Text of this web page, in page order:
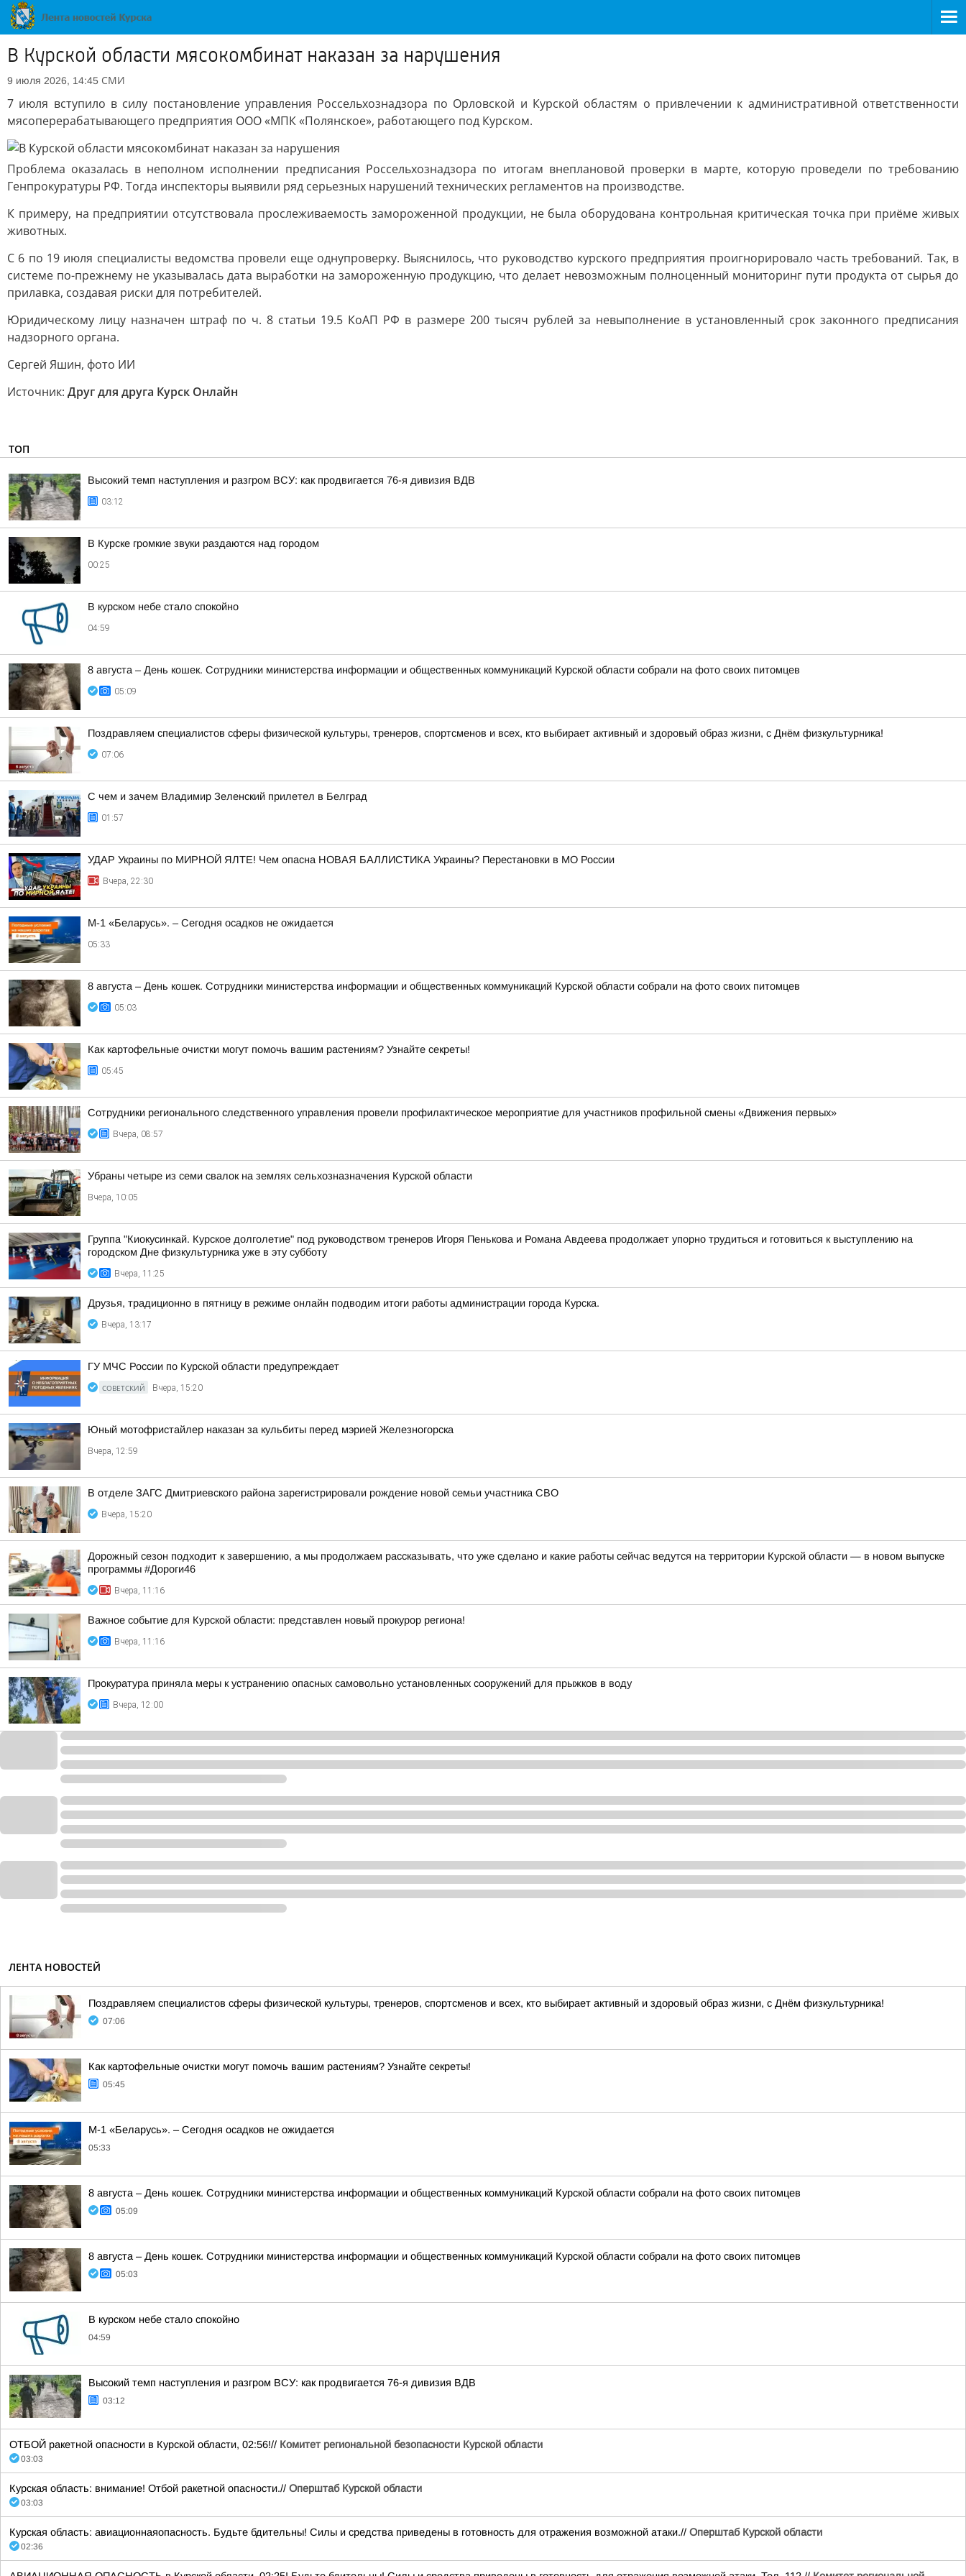
В Курской области мясокомбинат наказан за нарушения
9 июля 2026, 14:45 СМИ
7 июля вступило в силу постановление управления Россельхознадзора по Орловской и Курской областям о привлечении к административной ответственности
мясоперерабатывающего предприятия ООО «МПК «Полянское», работающего под Курском.
Проблема оказалась в неполном исполнении предписания Россельхознадзора по итогам внеплановой проверки в марте, которую проведели по требованию
Генпрокуратуры РФ. Тогда инспекторы выявили ряд серьезных нарушений технических регламентов на производстве.
К примеру, на предприятии отсутствовала прослеживаемость замороженной продукции, не была оборудована контрольная критическая точка при приёме живых
животных.
С 6 по 19 июля специалисты ведомства провели еще однупроверку. Выяснилось, что руководство курского предприятия проигнорировало часть требований. Так, в
системе по-прежнему не указывалась дата выработки на замороженную продукцию, что делает невозможным полноценный мониторинг пути продукта от сырья до
прилавка, создавая риски для потребителей.
Юридическому лицу назначен штраф по ч. 8 статьи 19.5 КоАП РФ в размере 200 тысяч рублей за невыполнение в установленный срок законного предписания
надзорного органа.
Сергей Яшин, фото ИИ
Источник: Друг для друга Курск Онлайн
ТОП
Высокий темп наступления и разгром ВСУ: как продвигается 76-я дивизия ВДВ
03:12
В Курске громкие звуки раздаются над городом
00:25
В курском небе стало спокойно
04:59
8 августа – День кошек. Сотрудники министерства информации и общественных коммуникаций Курской области собрали на фото своих питомцев
05:09
Поздравляем специалистов сферы физической культуры, тренеров, спортсменов и всех, кто выбирает активный и здоровый образ жизни, с Днём физкультурника!
07:06
С чем и зачем Владимир Зеленский прилетел в Белград
01:57
УДАР Украины по МИРНОЙ ЯЛТЕ! Чем опасна НОВАЯ БАЛЛИСТИКА Украины? Перестановки в МО России
Вчера, 22:30
М-1 «Беларусь». – Сегодня осадков не ожидается
05:33
8 августа – День кошек. Сотрудники министерства информации и общественных коммуникаций Курской области собрали на фото своих питомцев
05:03
Как картофельные очистки могут помочь вашим растениям? Узнайте секреты!
05:45
Сотрудники регионального следственного управления провели профилактическое мероприятие для участников профильной смены «Движения первых»
Вчера, 08:57
Убраны четыре из семи свалок на землях сельхозназначения Курской области
Вчера, 10:05
Группа "Киокусинкай. Курское долголетие" под руководством тренеров Игоря Пенькова и Романа Авдеева продолжает упорно трудиться и готовиться к выступлению на
городском Дне физкультурника уже в эту субботу
Вчера, 11:25
Друзья, традиционно в пятницу в режиме онлайн подводим итоги работы администрации города Курска.
Вчера, 13:17
ГУ МЧС России по Курской области предупреждает
СОВЕТСКИЙ Вчера, 15:20
Юный мотофристайлер наказан за кульбиты перед мэрией Железногорска
Вчера, 12:59
В отделе ЗАГС Дмитриевского района зарегистрировали рождение новой семьи участника СВО
Вчера, 15:20
Дорожный сезон подходит к завершению, а мы продолжаем рассказывать, что уже сделано и какие работы сейчас ведутся на территории Курской области — в новом выпуске
программы #Дороги46
Вчера, 11:16
Важное событие для Курской области: представлен новый прокурор региона!
Вчера, 11:16
Прокуратура приняла меры к устранению опасных самовольно установленных сооружений для прыжков в воду
Вчера, 12:00
ЛЕНТА НОВОСТЕЙ
Поздравляем специалистов сферы физической культуры, тренеров, спортсменов и всех, кто выбирает активный и здоровый образ жизни, с Днём физкультурника!
07:06
Как картофельные очистки могут помочь вашим растениям? Узнайте секреты!
05:45
М-1 «Беларусь». – Сегодня осадков не ожидается
05:33
8 августа – День кошек. Сотрудники министерства информации и общественных коммуникаций Курской области собрали на фото своих питомцев
05:09
8 августа – День кошек. Сотрудники министерства информации и общественных коммуникаций Курской области собрали на фото своих питомцев
05:03
В курском небе стало спокойно
04:59
Высокий темп наступления и разгром ВСУ: как продвигается 76-я дивизия ВДВ
03:12
ОТБОЙ ракетной опасности в Курской области, 02:56!// Комитет региональной безопасности Курской области
03:03
Курская область: внимание! Отбой ракетной опасности.// Оперштаб Курской области
03:03
Курская область: авиационнаяопасность. Будьте бдительны! Силы и средства приведены в готовность для отражения возможной атаки.// Оперштаб Курской области
02:36